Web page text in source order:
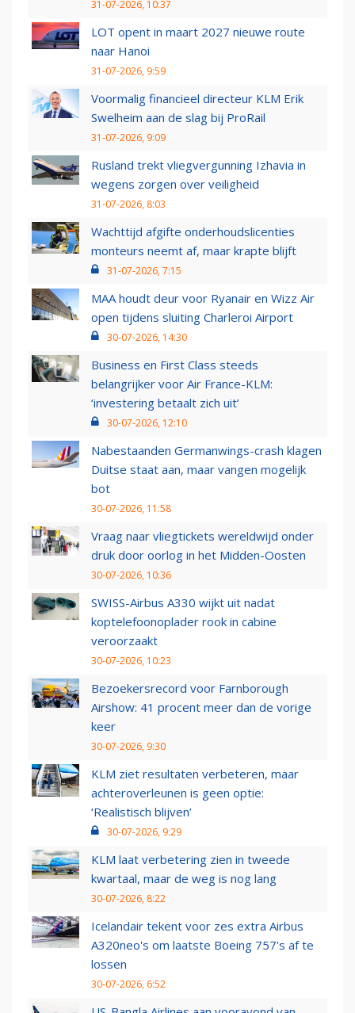
31-07-2026, 10:37
LOT opent in maart 2027 nieuwe route
naar Hanoi
31-07-2026, 9:59
Voormalig financieel directeur KLM Erik
Swelheim aan de slag bij ProRail
31-07-2026, 9:09
Rusland trekt vliegvergunning Izhavia in
wegens zorgen over veiligheid
31-07-2026, 8:03
Wachttijd afgifte onderhoudslicenties
monteurs neemt af, maar krapte blijft
31-07-2026, 7:15
MAA houdt deur voor Ryanair en Wizz Air
open tijdens sluiting Charleroi Airport
30-07-2026, 14:30
Business en First Class steeds
belangrijker voor Air France-KLM:
‘investering betaalt zich uit’
30-07-2026, 12:10
Nabestaanden Germanwings-crash klagen
Duitse staat aan, maar vangen mogelijk
bot
30-07-2026, 11:58
Vraag naar vliegtickets wereldwijd onder
druk door oorlog in het Midden-Oosten
30-07-2026, 10:36
SWISS-Airbus A330 wijkt uit nadat
koptelefoonoplader rook in cabine
veroorzaakt
30-07-2026, 10:23
Bezoekersrecord voor Farnborough
Airshow: 41 procent meer dan de vorige
keer
30-07-2026, 9:30
KLM ziet resultaten verbeteren, maar
achteroverleunen is geen optie:
‘Realistisch blijven’
30-07-2026, 9:29
KLM laat verbetering zien in tweede
kwartaal, maar de weg is nog lang
30-07-2026, 8:22
Icelandair tekent voor zes extra Airbus
A320neo's om laatste Boeing 757's af te
lossen
30-07-2026, 6:52